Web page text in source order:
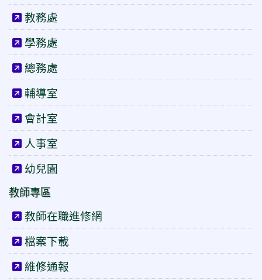
教務處
學務處
總務處
輔導室
會計室
人事室
幼兒園
教師專區
教師在職進修網
檔案下載
維修通報